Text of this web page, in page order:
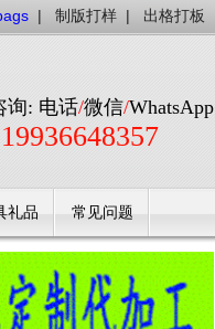
| 制版打样 | 出格打板
询: 电话/微信/WhatsApp
礼品 常见问题